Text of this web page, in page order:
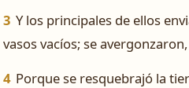
3 Y los principales de ellos
vasos vacíos; se
4 Porque se resquebrajó la